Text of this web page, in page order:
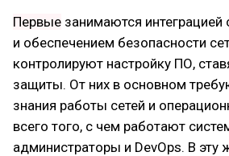
Первые занимаются
и обеспечением безопасности
контролируют настройку ПО,
защиты. От них в основном
знания работы сетей и
всего того, с чем работают
администраторы и DevOps. В эту